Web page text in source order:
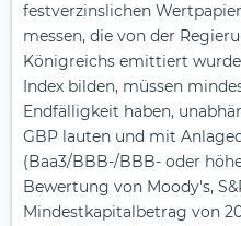
festverzinslichen
messen, die von der
Königreichs emittiert
Index bilden, müssen
Endfälligkeit haben,
GBP lauten und mit
(Baa3/BBB-/BBB- oder
Bewertung von Moody's,
Mindestkapitalbetrag von